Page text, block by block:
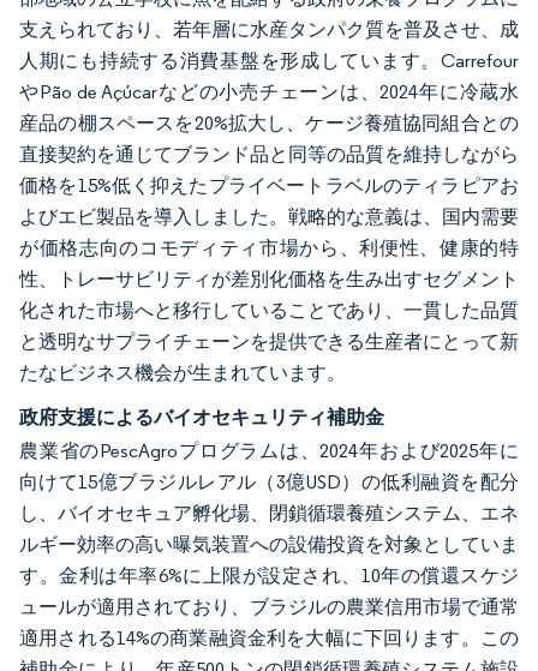
支えられており、若年層に水産タンパク質を普及させ、成
人期にも持続する消費基盤を形成しています。Carrefour
やPão de Açúcarなどの小売チェーンは、2024年に冷蔵水
産品の棚スペースを20%拡大し、ケージ養殖協同組合との
直接契約を通じてブランド品と同等の品質を維持しながら
価格を15%低く抑えたプライベートラベルのティラピアお
よびエビ製品を導入しました。戦略的な意義は、国内需要
が価格志向のコモディティ市場から、利便性、健康的特
性、トレーサビリティが差別化価格を生み出すセグメント
化された市場へと移行していることであり、一貫した品質
と透明なサプライチェーンを提供できる生産者にとって新
たなビジネス機会が生まれています。
政府支援によるバイオセキュリティ補助金
農業省のPescAgroプログラムは、2024年および2025年に
向けて15億ブラジルレアル（3億USD）の低利融資を配分
し、バイオセキュア孵化場、閉鎖循環養殖システム、エネ
ルギー効率の高い曝気装置への設備投資を対象としていま
す。金利は年率6%に上限が設定され、10年の償還スケジ
ュールが適用されており、ブラジルの農業信用市場で通常
適用される14%の商業融資金利を大幅に下回ります。この